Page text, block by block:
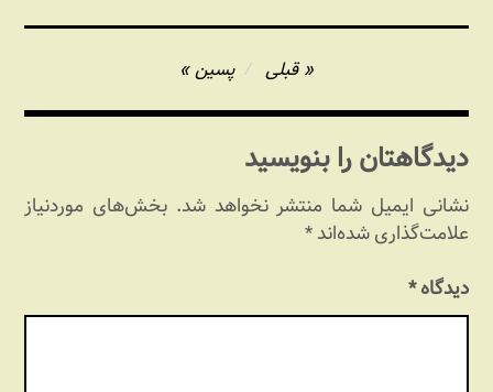
جدید
نوشته
قبلی پسین
دیدگاهتان را بنویسید
نشانی ایمیل شما منتشر نخواهد شد. بخش‌های موردنیاز
علامت‌گذاری شده‌اند*
دیدگاه*